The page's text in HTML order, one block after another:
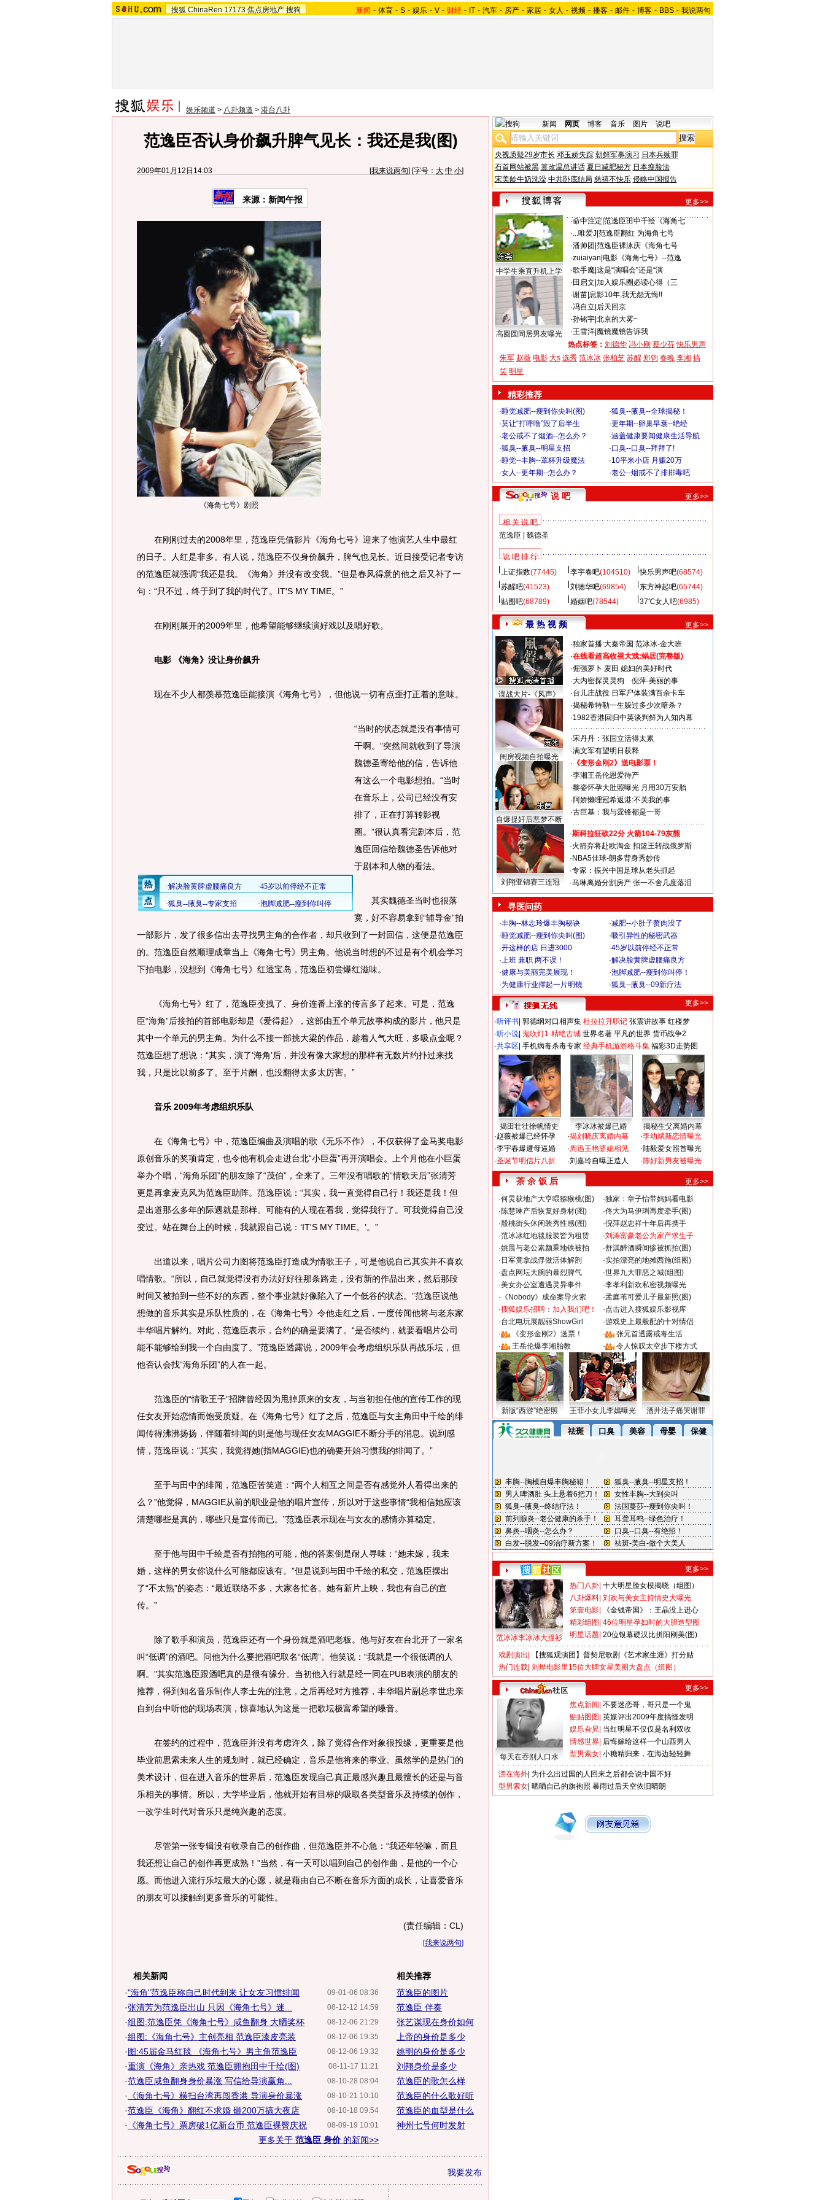
搜狐 ChinaRen 17173 焦点房地产 搜狗 新闻 - 体育 - S - 娱乐 - V - 财经 - IT - 汽车 - 房产 - 家居 - 女人 - 视频 - 播客 - 邮件 - 博客 - BBS - 我说两句
娱乐频道 > 八卦频道 > 港台八卦
范逸臣否认身价飙升脾气见长：我还是我(图)
2009年01月12日14:03 [我来说两句] [字号： 大 中 小]
来源：新闻午报
《海角七号》剧照
在刚刚过去的2008年里，范逸臣凭借影片《海角七号》迎来了他演艺人生中最红
的日子。人红是非多。有人说，范逸臣不仅身价飙升，脾气也见长。近日接受记者专访
的范逸臣就强调“我还是我。《海角》并没有改变我。”但是春风得意的他之后又补了一
句：“只不过，终于到了我的时代了。IT'S MY TIME。”
在刚刚展开的2009年里，他希望能够继续演好戏以及唱好歌。
电影 《海角》没让身价飙升
现在不少人都羡慕范逸臣能接演《海角七号》，但他说一切有点歪打正着的意味。
“当时的状态就是没有事情可
干啊。”突然间就收到了导演
魏德圣寄给他的信，告诉他
有这么一个电影想拍。“当时
在音乐上，公司已经没有安
排了，正在打算转影视
圈。”很认真看完剧本后，范
逸臣回信给魏德圣告诉他对
于剧本和人物的看法。
其实魏德圣当时也很落
寞，好不容易拿到“辅导金”拍
一部影片，发了很多信出去寻找男主角的合作者，却只收到了一封回信，这便是范逸臣
的。范逸臣自然顺理成章当上《海角七号》男主角。他说当时想的不过是有个机会学习
下拍电影，没想到《海角七号》红透宝岛，范逸臣初尝爆红滋味。
《海角七号》红了，范逸臣变拽了、身价连番上涨的传言多了起来。可是，范逸
臣“海角”后接拍的首部电影却是《爱得起》，这部由五个单元故事构成的影片，他只是
其中一个单元的男主角。为什么不接一部挑大梁的作品，趁着人气大旺，多吸点金呢？
范逸臣想了想说：“其实，演了‘海角’后，并没有像大家想的那样有无数片约扑过来找
我，只是比以前多了。至于片酬，也没翻得太多太厉害。”
音乐 2009年考虑组织乐队
在《海角七号》中，范逸臣编曲及演唱的歌《无乐不作》，不仅获得了金马奖电影
原创音乐的奖项肯定，也令他有机会走进台北“小巨蛋”再开演唱会。上个月他在小巨蛋
举办个唱，“海角乐团”的朋友除了“茂伯”，全来了。三年没有唱歌的“情歌天后”张清芳
更是再拿麦克风为范逸臣助阵。范逸臣说：“其实，我一直觉得自己行！我还是我！但
是出道那么多年的际遇就是那样。可能有的人现在看我，觉得我行了。可我觉得自己没
变过。站在舞台上的时候，我就跟自己说：‘IT'S MY TIME。’。”
出道以来，唱片公司力图将范逸臣打造成为情歌王子，可是他说自己其实并不喜欢
唱情歌。“所以，自己就觉得没有办法好好往那条路走，没有新的作品出来，然后那段
时间又被拍到一些不好的东西，整个事业就好像陷入了一个低谷的状态。”范逸臣说他
想做的音乐其实是乐队性质的，在《海角七号》令他走红之后，一度传闻他将与老东家
丰华唱片解约。对此，范逸臣表示，合约的确是要满了。“是否续约，就要看唱片公司
能不能够给到我一个自由度了。”范逸臣透露说，2009年会考虑组织乐队再战乐坛，但
他否认会找“海角乐团”的人在一起。
范逸臣的“情歌王子”招牌曾经因为甩掉原来的女友，与当初担任他的宣传工作的现
任女友开始恋情而饱受质疑。在《海角七号》红了之后，范逸臣与女主角田中千绘的绯
闻传得沸沸扬扬，伴随着绯闻的则是他与现任女友MAGGIE不断分手的消息。说到感
情，范逸臣说：“其实，我觉得她(指MAGGIE)也的确要开始习惯我的绯闻了。”
至于与田中的绯闻，范逸臣苦笑道：“两个人相互之间是否有感觉外人看得出来的
么？”他觉得，MAGGIE从前的职业是他的唱片宣传，所以对于这些事情“我相信她应该
清楚哪些是真的，哪些只是宣传而已。”范逸臣表示现在与女友的感情亦算稳定。
至于他与田中千绘是否有拍拖的可能，他的答案倒是耐人寻味：“她未嫁，我未
婚，这样的男女你说什么可能都应该有。”但是说到与田中千绘的私交，范逸臣摆出
了“不太熟”的姿态：“最近联络不多，大家各忙各。她有新片上映，我也有自己的宣
传。”
除了歌手和演员，范逸臣还有一个身份就是酒吧老板。他与好友在台北开了一家名
叫“低调”的酒吧。问他为什么要把酒吧取名“低调”。他笑说：“我就是一个很低调的人
啊。”其实范逸臣跟酒吧真的是很有缘分。当初他入行就是经一同在PUB表演的朋友的
推荐，得到知名音乐制作人李士先的注意，之后再经对方推荐，丰华唱片副总李世忠亲
自到台中听他的现场表演，惊喜地认为这是一把歌坛极富希望的嗓音。
在签约的过程中，范逸臣并没有考虑许久，除了觉得合作对象很投缘，更重要是他
毕业前思索未来人生的规划时，就已经确定，音乐是他将来的事业。虽然学的是热门的
美术设计，但在进入音乐的世界后，范逸臣发现自己真正最感兴趣且最擅长的还是与音
乐相关的事情。所以，大学毕业后，他就开始有目标的吸取各类型音乐及持续的创作，
一改学生时代对音乐只是纯兴趣的态度。
尽管第一张专辑没有收录自己的创作曲，但范逸臣并不心急：“我还年轻嘛，而且
我还想让自己的创作再更成熟！”当然，有一天可以唱到自己的创作曲，是他的一个心
愿。而他进入流行乐坛最大的心愿，就是藉由自己不断在音乐方面的成长，让喜爱音乐
的朋友可以接触到更多音乐的可能性。
(责任编辑：CL)
[我来说两句]
相关新闻
09-01-06 08:36
·"海角"范逸臣称自己时代到来 让女友习惯绯闻
08-12-12 14:59
·张清芳为范逸臣出山 只因《海角七号》迷...
08-12-06 21:29
·组图:范逸臣凭《海角七号》咸鱼翻身 大晒奖杯
08-12-06 19:35
·组图:《海角七号》主创亮相 范逸臣漆皮亮装
08-12-06 19:32
·图:45届金马红毯 《海角七号》男主角范逸臣
08-11-17 11:21
·重演《海角》亲热戏 范逸臣拥抱田中千绘(图)
08-10-28 08:04
·范逸臣咸鱼翻身身价暴涨 写信给导演赢角...
08-10-21 10:10
· 《海角七号》横扫台湾再闯香港 导演身价暴涨
08-10-18 09:54
·范逸臣《海角》翻红不求婚 砸200万搞大夜店
08-09-19 10:01
·
《海角七号》票房破1亿新台币 范逸臣裸臀庆祝
更多关于 范逸臣 身价的新闻>>
相关推荐
范逸臣的图片
范逸臣 伴奏
张艺谋现在身价如何
上帝的身价是多少
姚明的身价是多少
刘翔身价是多少
范逸臣的歌怎么样
范逸臣的什么歌好听
范逸臣的血型是什么
神州七号何时发射
我要发布
新闻 网页 博客 音乐 图片 说吧
央视质疑29岁市长 邓玉娇失踪 朝鲜军事演习 日本兵赎罪
石首网站被黑 篡改温总讲话 夏日减肥秘方 日本瘦脸法
宋美龄牛奶洗澡 中共卧底结局 慈禧不快乐 侵略中国报告
更多>>
中学生乘直升机上学
高圆圆同居男友曝光
·命中注定 范逸臣田中千绘《海角七
·...唯爱J| 范逸臣翻红 为海角七号
·潘帅团 范逸臣裸泳庆《海角七号
·zuiaiyan 电影《海角七号》--范逸
·歌手魔| 这是“演唱会”还是“演
· 田启文 加入娱乐圈必读心得（三
·谢苗| 息影10年,我无怨无悔!!
·冯自立 后天回京
·孙铭宇| 北京的大雾~
·王雪洋| 魔镜魔镜告诉我
热点标签： 刘德华 冯小刚 蔡少芬 快乐男声
朱军 赵薇 电影 大s 选秀 范冰冰 张柏芝 苏醒 郑钧 春晚 李湘 搞
笑 明星
精彩推荐
·睡觉减肥--瘦到你尖叫(图) ·狐臭--腋臭--全球揭秘！
·莫让“打呼噜”毁了后半生 ·更年期--卵巢早衰--绝经
·老公戒不了烟酒--怎么办？ ·涵盖健康要闻健康生活导航
·狐臭--腋臭--明星支招 ·口臭--口臭--拜拜了!
·睡觉--丰胸--罩杯升级魔法 ·10平米小店 月赚20万
·女人--更年期--怎么办？ ·老公--烟戒不了排排毒吧
说 吧 更多>>
相 关 说 吧
范逸臣
魏德圣
说 吧 排 行
上证指数(77445) 李宇春吧(104510) 快乐男声吧(68574)
苏醒吧(41523) 刘德华吧(69854) 东方神起吧(65744)
贴图吧(68789) 婚姻吧(78544) 37℃女人吧(6985)
最 热 视 频 更多>>
谍战大片-《风声》
闺房视频自拍曝光
自爆捉奸后恶梦不断
·独家首播:大秦帝国 范冰冰-金大班
·在线看超高收视大戏:蜗居(完整版)
·倔强萝卜 麦田 媳妇的美好时代
·大内密探灵灵狗
倪萍-美丽的事
·台儿庄战役 日军尸体装满百余卡车
·揭秘希特勒一生躲过多少次暗杀？
·1982香港回归中英谈判鲜为人知内幕
·宋丹丹：张国立活得太累
·满文军有望明日获释
· 《变形金刚2》送电影票！
·李湘王岳伦恩爱待产
·黎姿怀孕大肚照曝光 月用30万安胎
·阿娇懒理冠希返港:不关我的事
·古巨基：我与霆锋都是一哥
刘翔亚锦赛三连冠
·斯科拉狂砍22分 火箭104-79灰熊
·火箭弃将赴欧淘金 扣篮王转战俄罗斯
· NBA5佳球-朗多背身秀妙传
·专家：振兴中国足球从老头抓起
·马琳离婚分割房产 张一不舍几度落泪
寻医问药
·丰胸--林志玲爆丰胸秘诀 ·减肥--小肚子赘肉没了
·睡觉减肥--瘦到你尖叫(图) ·吸引异性的秘密武器
·开这样的店 日进3000 ·45岁以前停经不正常
·上班 兼职 两不误！ ·解决脸黄脾虚腰痛良方
·健康与美丽完美展现！ ·泡脚减肥--瘦到你叫停！
·为健康行业撑起一片明镜 ·狐臭--腋臭--09新疗法
更多>>
·听评书 郭德纲对口相声集 杜拉拉升职记 张震讲故事 红楼梦
·听小说 鬼吹灯1-精绝古城 世界名著 平凡的世界 货币战争2
·共享区 手机病毒杀毒专家 经典手机游游格斗集 福彩3D走势图
揭田壮壮徐帆情史 李冰冰被爆已婚
揭秘生父离婚内幕
·赵薇被爆已经怀孕
·李宇春爆遭母逼婚
·圣诞节明信片八折
·揭刘晓庆离婚内幕
·周迅王艳婆媳相见
·刘嘉玲自曝正造人
·李幼斌新恋情曝光
·陆毅爱女照首曝光
·陈好新男友被曝光
茶 余 饭 后
更多>>
·何炅获地产大亨喂猕猴桃(图) ·独家：章子怡带妈妈看电影
·陈慧琳产后恢复好身材(图) ·佟大为马伊琍再度牵手(图)
·殷桃街头休闲装秀性感(图) ·倪萍赵忠祥十年后再携手
·范冰冰红地毯服装皆为租赁 ·刘涛富豪老公为家产求生子
·姚晨与老公素颜乘地铁被拍 ·舒淇醉酒瞬间惨被抓拍(图)
· 日军竟拿战俘做活体解剖 ·实拍漂亮的地摊西施(组图)
·盘点网坛大腕的暴烈脾气 ·世界九大罪恶之城(组图)
·美女办公室遭遇灵异事件 ·李孝利新欢私密视频曝光
· 《Nobody》成命案导火索 ·孟庭苇可爱儿子最新照(图)
·搜狐娱乐招聘：加入我们吧！ ·点击进入搜狐娱乐影视库
·台北电玩展靓丽ShowGirl ·游戏史上最般配的十对情侣
·
《变形金刚2》送票！ ·
张元首透露戒毒生活
·
王岳伦爆李湘胎教 · 令人惊叹太空步下楼方式
新版“西游”绝密照 王菲小女儿李嫣曝光 酒井法子痛哭谢罪
更多>>
范冰冰李冰冰大撞衫
热门八卦 十大明星脸女模揭晓（组图）
八卦爆料 刘欢与美女主持情史大曝光
第壹电影
《金钱帝国》：王晶没上进心
精彩组图 46位明星孕妇时的大胆造型图
明星话题 20位银幕硬汉比拼阳刚美(图)
戏剧演出
【搜狐观演团】普契尼歌剧《艺术家生涯》打分贴
热门连载 刘烨电影里15位大牌女星美图大盘点（组图）
更多>>
每天在吞别人口水
焦点新闻 不要迷恋哥，哥只是一个鬼
贴贴图图 英媒评出2009年度搞怪发明
娱乐旮旯 当红明星不仅仅是名利双收
情感世界 后悔嫁给这样一个山西男人
型男索女 小糖精归来，在海边轻轻舞
漂在海外 为什么出过国的人回来之后都会说中国不好
型男索女 晒晒自己的旗袍照 暴雨过后天空依旧晴朗